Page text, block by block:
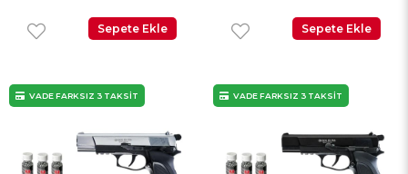
Gözlük
Sepete Ekle
Gözlük
Sepete Ekle
VADE FARKSIZ 3 TAKSİT VADE FARKSIZ 3 TAKSİT